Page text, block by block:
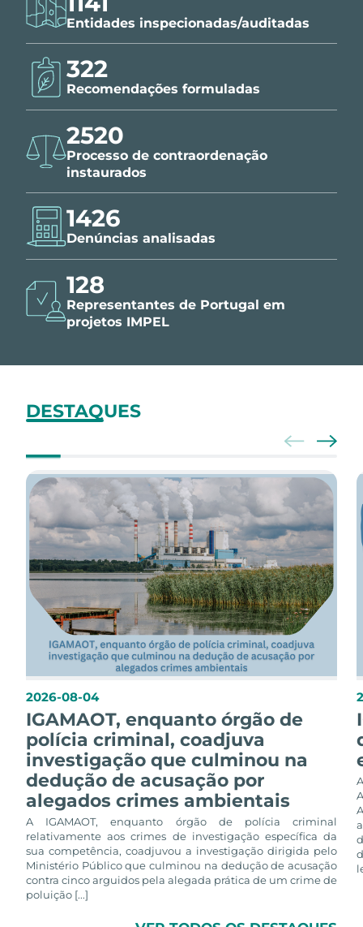
Entidades inspecionadas/auditadas
322
Recomendações formuladas
2520
Processo de contraordenação
instaurados
1426
Denúncias analisadas
150
Representantes de Portugal em
projetos IMPEL
DESTAQUES
2026-08-04
IGAMAOT, enquanto órgão de
polícia criminal, coadjuva
investigação que culminou na
dedução de acusação por
alegados crimes ambientais
A IGAMAOT, enquanto órgão de polícia criminal
relativamente aos crimes de investigação específica da
sua competência, coadjuvou a investigação dirigida pelo
Ministério Público que culminou na dedução de acusação
contra cinco arguidos pela alegada prática de um crime de
poluição [...]